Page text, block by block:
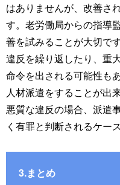
はありませんが、改善さ
す。老労働局からの指導
善を試みることが大切です
違反を繰り返したり、重
命令を出される可能性も
人材派遣をすることが出
悪質な違反の場合、派遣
く有罪と判断されるケー
3.まとめ